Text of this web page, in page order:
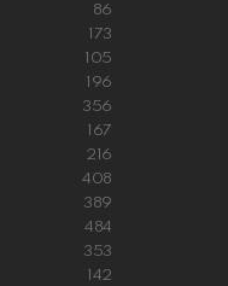
86
173
105
196
356
167
216
408
389
484
353
142